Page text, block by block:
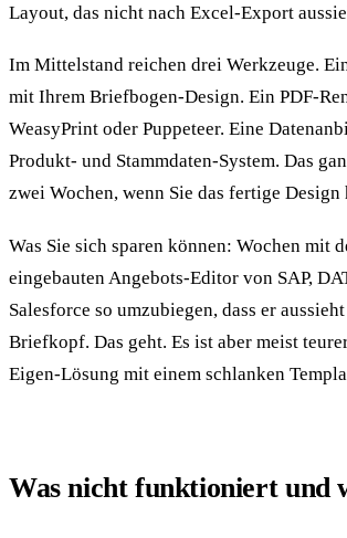
Layout, das nicht nach Excel-Export
Im Mittelstand reichen drei Werkzeuge.
mit Ihrem Briefbogen-Design. Ein PDF-
WeasyPrint oder Puppeteer. Eine
Produkt- und Stammdaten-System. Das
zwei Wochen, wenn Sie das fertige Design
Was Sie sich sparen können: Wochen mit
eingebauten Angebots-Editor von SAP,
Salesforce so umzubiegen, dass er
Briefkopf. Das geht. Es ist aber meist
Eigen-Lösung mit einem schlanken
Was nicht funktioniert und